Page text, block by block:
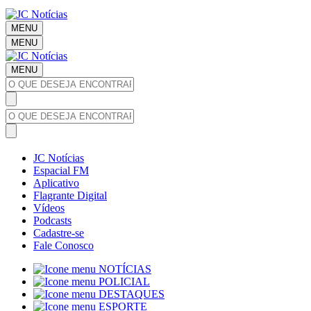
MENU
MENU
MENU
JC Notícias
Espacial FM
Aplicativo
Flagrante Digital
Vídeos
Podcasts
Cadastre-se
Fale Conosco
NOTÍCIAS
POLICIAL
DESTAQUES
ESPORTE